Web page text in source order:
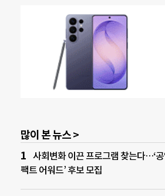
많이 본 뉴스 >
사회변화 이끈 프로그램 찾는다…‘
팩트 어워드’ 후보 모집